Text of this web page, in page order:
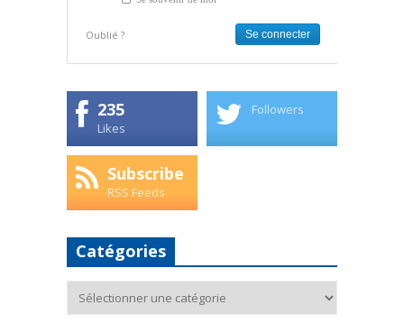
Oublié ?
235
Likes
Followers
Subscribe
RSS Feeds
Catégories